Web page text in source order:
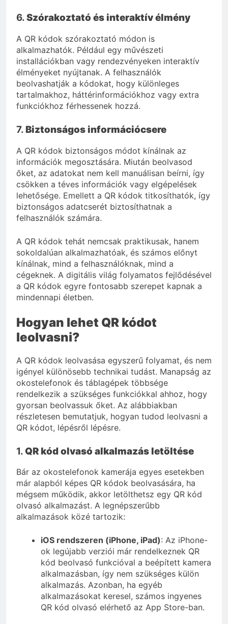
6.Szórakoztató és interaktív élmény
A QR kódok szórakoztató módon is
alkalmazhatók. Például egy művészeti
installációkban vagy rendezvényeken interaktív
élményeket nyújtanak. A felhasználók
beolvashatják a kódokat, hogy különleges
tartalmakhoz, háttérinformációkhoz vagy extra
funkciókhoz férhessenek hozzá.
7. Biztonságos információcsere
A QR kódok biztonságos módot kínálnak az
információk megosztására. Miután beolvasod
őket, az adatokat nem kell manuálisan beírni, így
csökken a téves információk vagy elgépelések
lehetősége. Emellett a QR kódok titkosíthatók, így
biztonságos adatcserét biztosíthatnak a
felhasználók számára.
A QR kódok tehát nemcsak praktikusak, hanem
sokoldalúan alkalmazhatóak, és számos előnyt
kínálnak, mind a felhasználóknak, mind a
cégeknek. A digitális világ folyamatos fejlődésével
a QR kódok egyre fontosabb szerepet kapnak a
mindennapi életben.
Hogyan lehet QR kódot
leolvasni?
A QR kódok leolvasása egyszerű folyamat, és nem
igényel különösebb technikai tudást. Manapság az
okostelefonok és táblagépek többsége
rendelkezik a szükséges funkciókkal ahhoz, hogy
gyorsan beolvassuk őket. Az alábbiakban
részletesen bemutatjuk, hogyan tudod leolvasni a
QR kódot, lépésről lépésre.
1.QR kód olvasó alkalmazás letöltése
Bár az okostelefonok kamerája egyes esetekben
már alapból képes QR kódok beolvasására, ha
mégsem működik, akkor letölthetsz egy QR kód
olvasó alkalmazást. A legnépszerűbb
alkalmazások közé tartozik:
iOS rendszeren (iPhone, iPad): Az iPhone-
ok legújabb verziói már rendelkeznek QR
kód beolvasó funkcióval a beépített kamera
alkalmazásban, így nem szükséges külön
alkalmazás. Azonban, ha egyéb
alkalmazásokat keresel, számos ingyenes
QR kód olvasó elérhető az App Store-ban.